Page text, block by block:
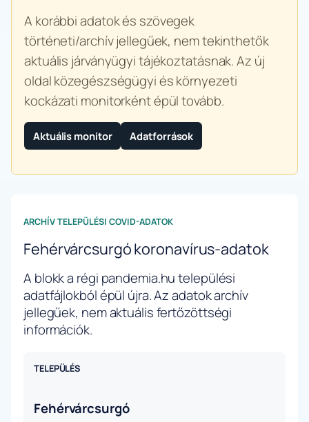
A korábbi adatok és szövegek
történeti/archív jellegűek, nem tekinthetők
aktuális járványügyi tájékoztatásnak. Az új
oldal közegészségügyi és környezeti
kockázati monitorként épül tovább.
Aktuális monitor Adatforrások
ARCHÍV TELEPÜLÉSI COVID-ADATOK
Fehérvárcsurgó koronavírus-adatok
A blokk a régi pandemia.hu települési
adatfájlokból épül újra. Az adatok archív
jellegűek, nem aktuális fertőzöttségi
információk.
TELEPÜLÉS
Fehérvárcsurgó